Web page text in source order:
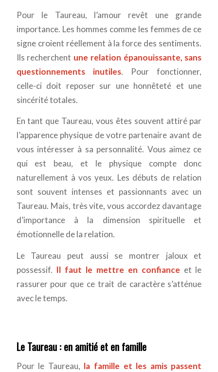
Pour le Taureau, l’amour revêt une grande
importance. Les hommes comme les femmes de ce
signe croient réellement à la force des sentiments.
Ils recherchent une relation épanouissante, sans
questionnements inutiles. Pour fonctionner,
celle-ci doit reposer sur une honnêteté et une
sincérité totales.
En tant que Taureau, vous êtes souvent attiré par
l’apparence physique de votre partenaire avant de
vous intéresser à sa personnalité. Vous aimez ce
qui est beau, et le physique compte donc
naturellement à vos yeux. Les débuts de relation
sont souvent intenses et passionnants avec un
Taureau. Mais, très vite, vous accordez davantage
d’importance à la dimension spirituelle et
émotionnelle de la relation.
Le Taureau peut aussi se montrer jaloux et
possessif. Il faut le mettre en confiance et le
rassurer pour que ce trait de caractère s’atténue
avec le temps.
Le Taureau : en amitié et en famille
Pour le Taureau, la famille et les amis passent